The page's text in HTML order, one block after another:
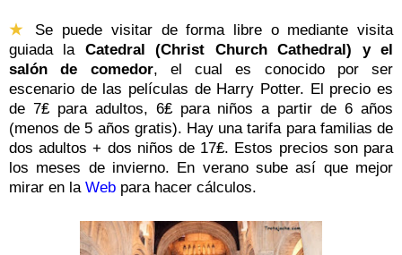
★ Se puede visitar de forma libre o mediante visita
guiada la Catedral (Christ Church Cathedral) y el
salón de comedor, el cual es conocido por ser
escenario de las películas de Harry Potter. El precio es
de 7₤ para adultos, 6₤ para niños a partir de 6 años
(menos de 5 años gratis). Hay una tarifa para familias de
dos adultos + dos niños de 17₤. Estos precios son para
los meses de invierno. En verano sube así que mejor
mirar en la Web para hacer cálculos.